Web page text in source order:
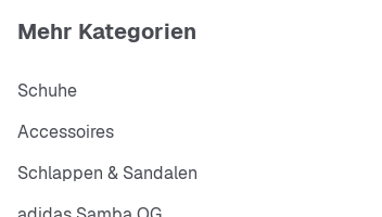
Mehr Kategorien
Schuhe
Accessoires
Schlappen & Sandalen